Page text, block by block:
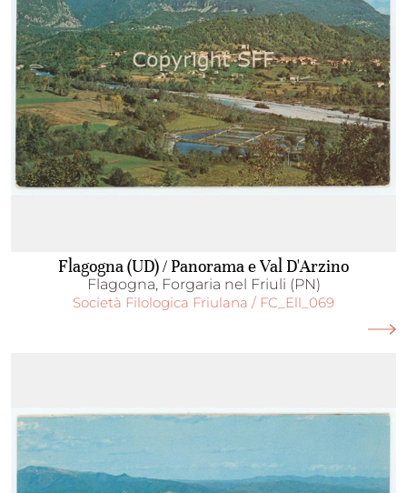
Flagogna (UD) / Panorama e Val D'Arzino
Flagogna, Forgaria nel Friuli (PN)
Società Filologica Friulana / FC_Ell_069